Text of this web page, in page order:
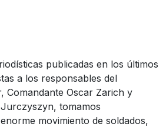
publicadas en los últimos
a los responsables del
Comandante Oscar Zarich y
tomamos
movimiento de soldados,